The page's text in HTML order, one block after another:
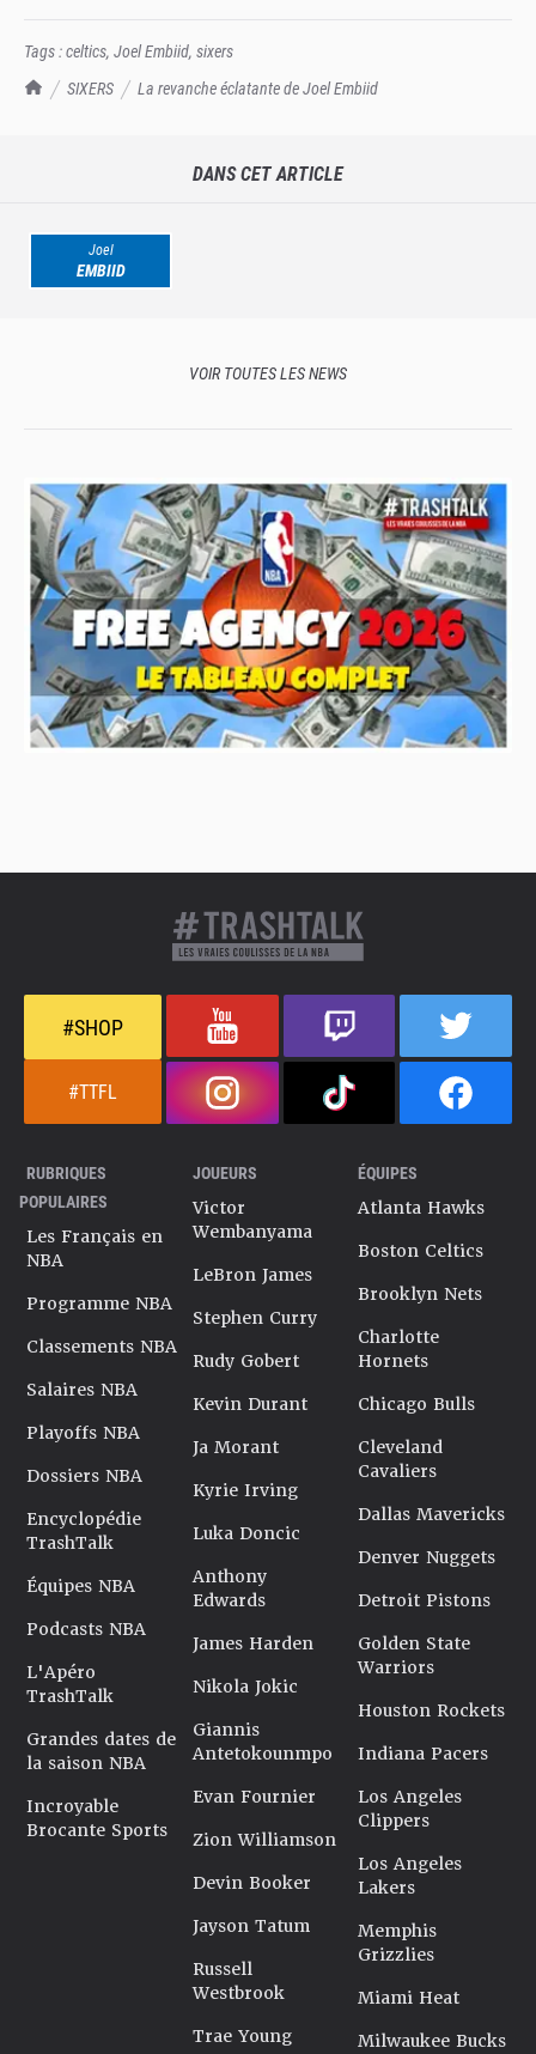
TrashTalk Actu NBA
SIXERS La revanche éclatante de Joel Embiid
Tags :celtics, Joel Embiid, sixers
DANS CET ARTICLE
Joel
EMBIID
VOIR TOUTES LES NEWS
#SHOP
#TTFL
RUBRIQUES
POPULAIRES
Les Français en
NBA
Programme NBA
Classements NBA
Salaires NBA
Playoffs NBA
Dossiers NBA
Encyclopédie
TrashTalk
Équipes NBA
Podcasts NBA
L'Apéro
TrashTalk
Grandes dates de
la saison NBA
Incroyable
Brocante Sports
JOUEURS
Victor
Wembanyama
LeBron James
Stephen Curry
Rudy Gobert
Kevin Durant
Ja Morant
Kyrie Irving
Luka Doncic
Anthony
Edwards
James Harden
Nikola Jokic
Giannis
Antetokounmpo
Evan Fournier
Zion Williamson
Devin Booker
Jayson Tatum
Russell
Westbrook
Trae Young
ÉQUIPES
Atlanta Hawks
Boston Celtics
Brooklyn Nets
Charlotte
Hornets
Chicago Bulls
Cleveland
Cavaliers
Dallas Mavericks
Denver Nuggets
Detroit Pistons
Golden State
Warriors
Houston Rockets
Indiana Pacers
Los Angeles
Clippers
Los Angeles
Lakers
Memphis
Grizzlies
Miami Heat
Milwaukee Bucks